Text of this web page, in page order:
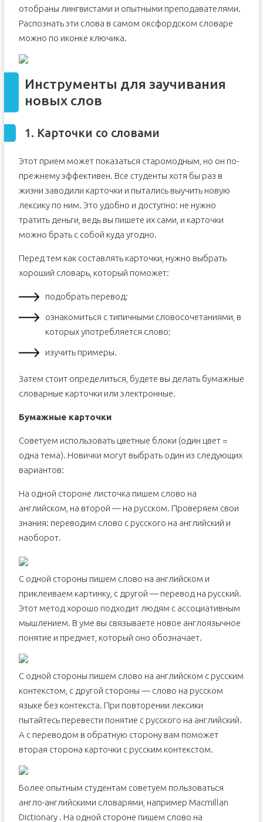
отобраны лингвистами и опытными преподавателями.
Распознать эти слова в самом оксфордском словаре
можно по иконке ключика.
Инструменты для заучивания
новых слов
1. Карточки со словами
Этот прием может показаться старомодным, но он по-
прежнему эффективен. Все студенты хотя бы раз в
жизни заводили карточки и пытались выучить новую
лексику по ним. Это удобно и доступно: не нужно
тратить деньги, ведь вы пишете их сами, и карточки
можно брать с собой куда угодно.
Перед тем как составлять карточки, нужно выбрать
хороший словарь, который поможет:
подобрать перевод;
ознакомиться с типичными словосочетаниями, в
которых употребляется слово;
изучить примеры.
Затем стоит определиться, будете вы делать бумажные
словарные карточки или электронные.
Бумажные карточки
Советуем использовать цветные блоки (один цвет =
одна тема). Новички могут выбрать один из следующих
вариантов:
На одной стороне листочка пишем слово на
английском, на второй — на русском. Проверяем свои
знания: переводим слово с русского на английский и
наоборот.
С одной стороны пишем слово на английском и
приклеиваем картинку, с другой — перевод на русский.
Этот метод хорошо подходит людям с ассоциативным
мышлением. В уме вы связываете новое англоязычное
понятие и предмет, который оно обозначает.
С одной стороны пишем слово на английском с русским
контекстом, с другой стороны — слово на русском
языке без контекста. При повторении лексики
пытайтесь перевести понятие с русского на английский.
А с переводом в обратную сторону вам поможет
вторая сторона карточки с русским контекстом.
Более опытным студентам советуем пользоваться
англо-английскими словарями, например Macmillan
Dictionary . На одной стороне пишем слово на